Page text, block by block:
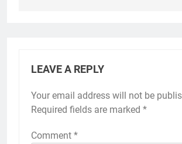
LEAVE A REPLY
Your email address will not be
Required fields are marked *
Comment *